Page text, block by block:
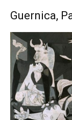
Guernica,